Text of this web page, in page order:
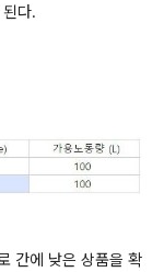
다.
간에 낮은 상품을 확